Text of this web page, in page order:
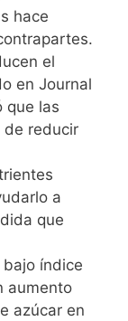
hace
el
en Journal
que las
de reducir
a
que
índice
aumento
azúcar en